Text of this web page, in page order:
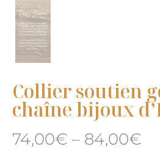
Collier soutien
chaîne bijoux
74,00€ – 84,00€